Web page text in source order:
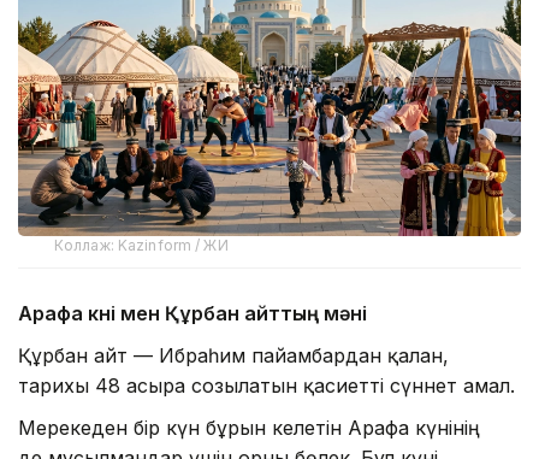
Коллаж: Kazinform / ЖИ
Арафа күні мен Құрбан айттың мәні
Құрбан айт — Ибраһим пайғамбардан қалған,
тарихы 48 ғасырға созылатын қасиетті сүннет амал.
Мерекеден бір күн бұрын келетін Арафа күнінің